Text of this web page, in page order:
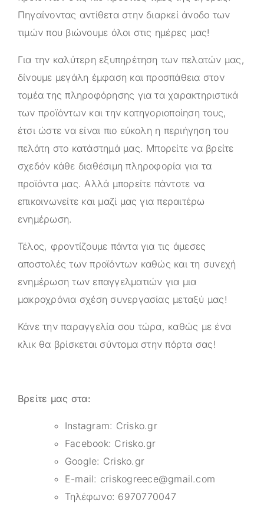
Πηγαίνοντας αντίθετα στην διαρκεί άνοδο των
τιμών που βιώνουμε όλοι στις ημέρες μας!
Για την καλύτερη εξυπηρέτηση των πελατών μας,
δίνουμε μεγάλη έμφαση και προσπάθεια στον
τομέα της πληροφόρησης για τα χαρακτηριστικά
των προϊόντων και την κατηγοριοποίηση τους,
έτσι ώστε να είναι πιο εύκολη η περιήγηση του
πελάτη στο κατάστημά μας. Μπορείτε να βρείτε
σχεδόν κάθε διαθέσιμη πληροφορία για τα
προϊόντα μας. Αλλά μπορείτε πάντοτε να
επικοινωνείτε και μαζί μας για περαιτέρω
ενημέρωση.
Τέλος, φροντίζουμε πάντα για τις άμεσες
αποστολές των προϊόντων καθώς και τη συνεχή
ενημέρωση των επαγγελματιών για μια
μακροχρόνια σχέση συνεργασίας μεταξύ μας!
Κάνε την παραγγελία σου τώρα, καθώς με ένα
κλικ θα βρίσκεται σύντομα στην πόρτα σας!
Βρείτε μας στα:
Instagram: Crisko.gr
Facebook: Crisko.gr
Google: Crisko.gr
E-mail: criskogreece@gmail.com
Τηλέφωνο: 6970770047